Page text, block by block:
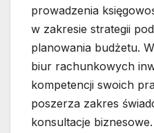
prowadzenia
w zakresie strategii
planowania budżetu.
biur rachunkowych
kompetencji swoich
poszerza zakres
konsultacje